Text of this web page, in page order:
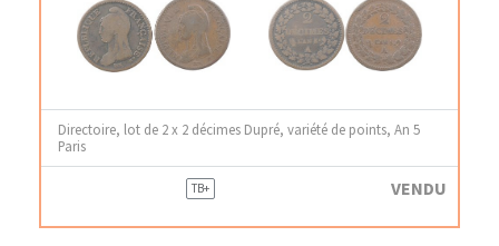
Directoire, lot de 2 x 2 décimes Dupré, variété de points, An 5
Paris
TB+ VENDU